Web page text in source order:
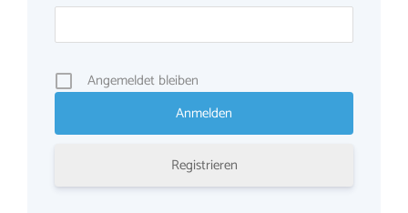
Angemeldet bleiben
Registrieren